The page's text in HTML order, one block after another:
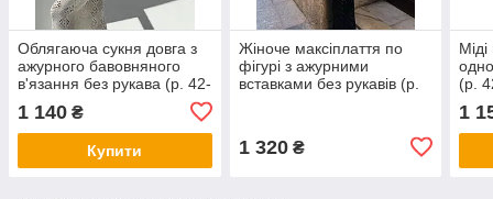
Облягаюча сукня довга з
ажурного бавовняного
в'язання без рукава (р. 42-
1 140 ₴
Купити
Жіноче максіплаття по
фігурі з ажурними
вставками без рукавів (р.
1 320₴
(р.
1